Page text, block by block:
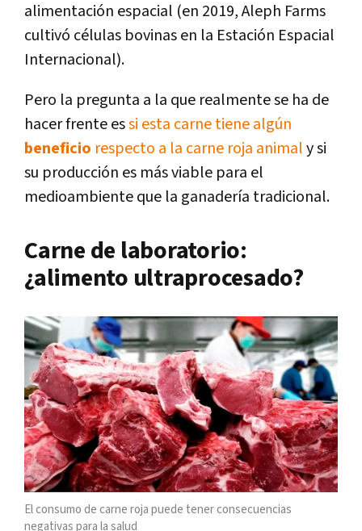
alimentación espacial (en 2019, Aleph Farms
cultivó células bovinas en la Estación Espacial
Internacional).
Pero la pregunta a la que realmente se ha de
hacer frente essi esta carne tiene algún
beneficio respecto a la carne roja animaly si
su producción es más viable para el
medioambiente que la ganadería tradicional.
Carne de laboratorio:
¿alimento ultraprocesado?
El consumo de carne roja puede tener consecuencias
negativas para la salud